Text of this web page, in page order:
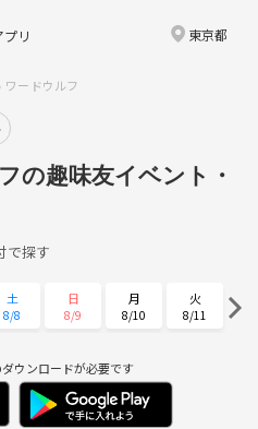
リ 東京都
ワードウルフ
の趣味友イベント・
で探す
土
8/8
日
8/9
月
8/10
火
8/11
8/14 8/15 8/16
金
8/21
土
8/22
ウンロードが必要です